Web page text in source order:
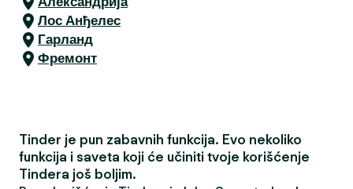
Лос Анђелес
Гарланд
Фремонт
Tinder je pun zabavnih funkcija. Evo nekoliko
funkcija i saveta koji će učiniti tvoje korišćenje
Tindera još boljim.